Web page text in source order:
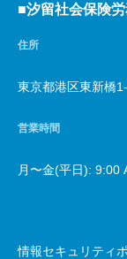
■汐留社会保険
住所
東京都港区東新橋
営業時間
月〜金(平日): 9:00
情報セキュリティ